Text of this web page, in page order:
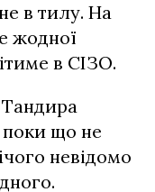
в тилу. На
жодної
в СІЗО.
Тандира
поки що не
невідомо